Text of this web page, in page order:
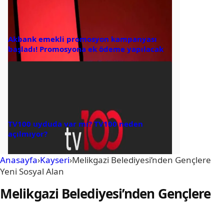
Akbank emekli promosyon kampanyası
başladı! Promosyona ek ödeme yapılacak
TV100 uyduda var mı? TV100 neden
açılmıyor?
Anasayfa›Kayseri›Melikgazi Belediyesi’nden Gençlere
Yeni Sosyal Alan
Melikgazi Belediyesi’nden Gençlere